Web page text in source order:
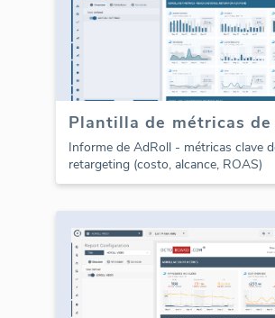
Informe de AdRoll - métricas clave
retargeting (costo, alcance, ROAS)